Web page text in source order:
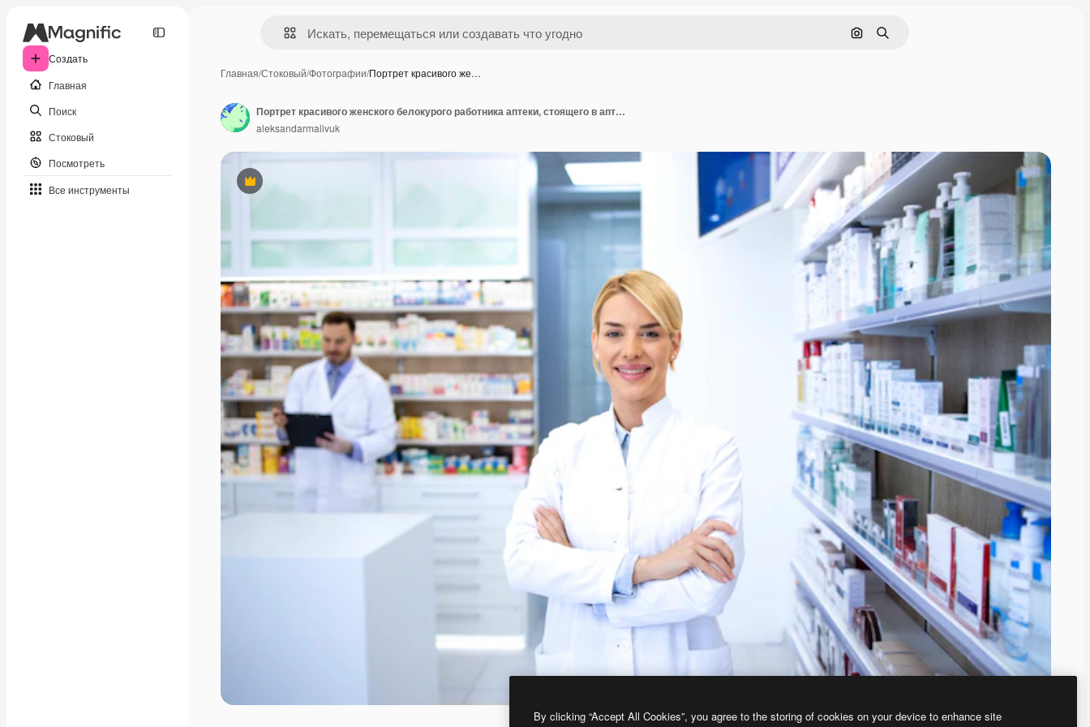
Создать
Главная
Поиск
Стоковый
Посмотреть
Все инструменты
Поиск по изображению
Поиск
Главная/Стоковый/Фотографии/Портрет красивого же…
Премиум
Портрет красивого женского белокурого работника аптеки, стоящего в аптеке со скрещенными руками.
aleksandarmalivuk
By clicking “Accept All Cookies”, you agree to the storing of cookies on your device to enhance site